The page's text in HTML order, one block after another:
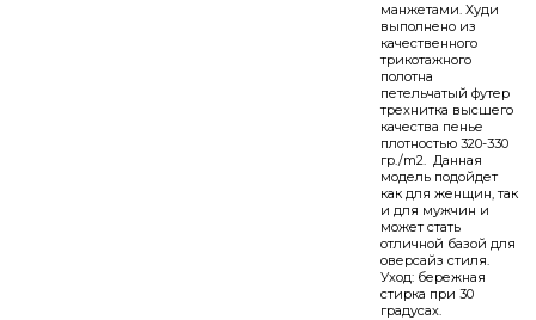
манжетами. Худи
выполнено из
качественного
трикотажного
полотна
петельчатый футер
трехнитка высшего
качества пенье
плотностью 320-330
гр./m2. Данная
модель подойдет
как для женщин, так
и для мужчин и
может стать
отличной базой для
оверсайз стиля.
Уход: бережная
стирка при 30
градусах.